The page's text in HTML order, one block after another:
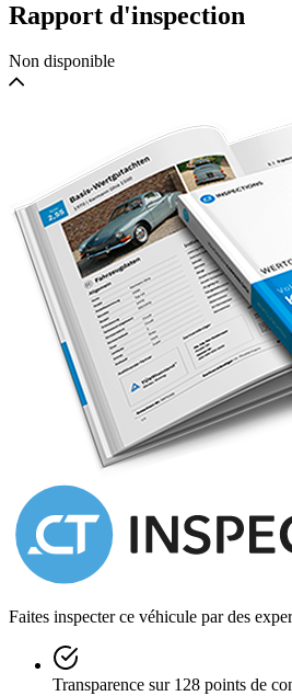
MGA 1600 est une voiture de sport
Whatsapp direct : 0031 683240411
On parle néerlandais, anglais, allemand
Nos voitures peuvent être livrées avec
allemand ou Belgique.
Nous pouvons aider avec
Transport à votre porte est possible.
Nous avons notre propre installation
d’expérience avec les voitures classiques.
Rapport d'inspection
Non disponible
Faites inspecter ce véhicule par des
Transparence sur 128 points de